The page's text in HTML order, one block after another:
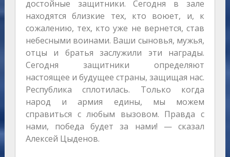
достойные защитники. Сегодня в зале
находятся близкие тех, кто воюет, и, к
сожалению, тех, кто уже не вернется, став
небесными воинами. Ваши сыновья, мужья,
отцы и братья заслужили эти награды.
Сегодня защитники определяют
настоящее и будущее страны, защищая нас.
Республика сплотилась. Только когда
народ и армия едины, мы можем
справиться с любым вызовом. Правда с
нами, победа будет за нами! — сказал
Алексей Цыденов.